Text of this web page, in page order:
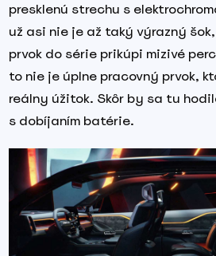
presklenú strechu s
už asi nie je až taký výrazný
prvok do série prikúpi mizivé
to nie je úplne pracovný prvok,
reálny úžitok. Skôr by sa tu
s dobíjaním batérie.